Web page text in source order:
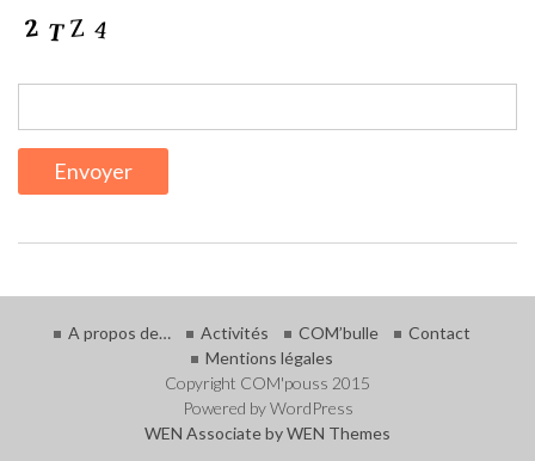
A propos de… Activités COM’bulle
Contact
Mentions légales
Copyright COM'pouss 2015
Powered by WordPress
WEN Associate byWEN Themes